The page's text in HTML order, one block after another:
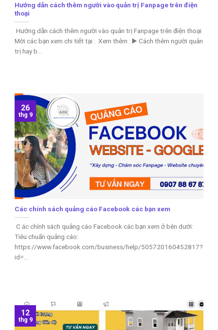
Hướng dẫn cách thêm người vào quản trị Fanpage trên điện
thoại
Hướng dẫn cách thêm người vào quản trị Fanpage trên điện thoại
Mời các bạn xem chi tiết tại : Xem thêm : ▶️ Cách thêm người quản
trị hay b...
Các chính sách quảng cáo Facebook các bạn xem
C ác chính sách quảng cáo Facebook các bạn xem ở bên dưới:
Tiêu chuẩn quảng cáo:
https://www.facebook.com/business/help/505720160452817?
id=...
26
thg 9
12
thg 9